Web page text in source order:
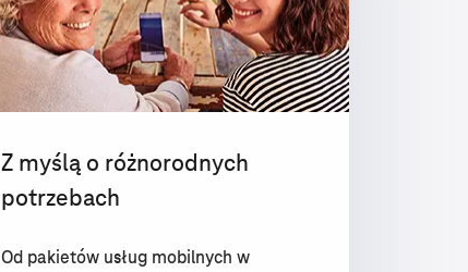
Z myślą o różnorodnych
potrzebach
Od pakietów usług mobilnych w